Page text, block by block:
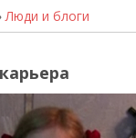
Люди и блоги